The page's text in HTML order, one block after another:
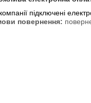
підключені